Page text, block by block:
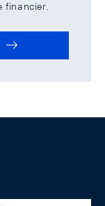
swiss-national-